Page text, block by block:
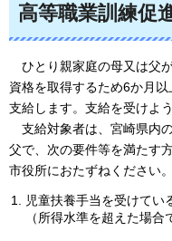
高等職業訓練促
ひと り親家庭の母又は父
資格を取得するため6か月
支給します。支給を受けよ
支給対象者は、宮崎県内
父で、次の要件等を満たす
市役所におたずねください。
児童扶養手当を受けてい
（所得水準を超えた場合